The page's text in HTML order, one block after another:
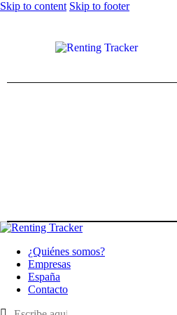
Skip to content Skip to footer
¿Quiénes somos?
Empresas
España
Contacto